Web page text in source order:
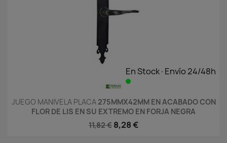
En Stock·Envío 24/48h
JUEGO MANIVELA PLACA 275MMX42MM EN ACABADO CON
FLOR DE LIS EN SU EXTREMO EN FORJA NEGRA
11,82 € 8,28 €